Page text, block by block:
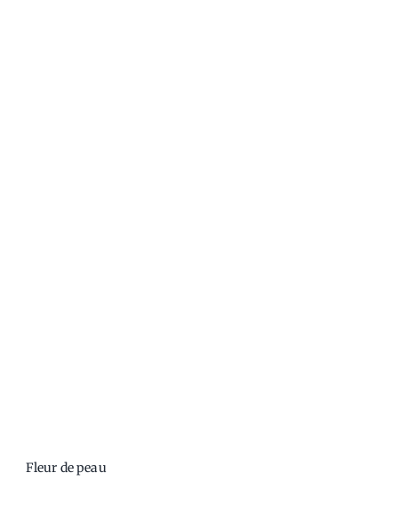
Fleur de peau